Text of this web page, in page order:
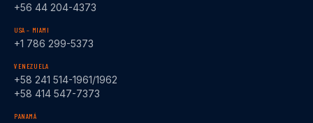
+56 44 204-4373
USA – MIAMI
+1 786 299-5373
VENEZUELA
+58 241 514-1961/1962
+58 414 547-7373
PANAMÁ